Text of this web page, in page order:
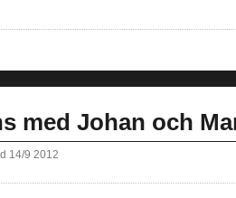
med Johan och
14/9 2012